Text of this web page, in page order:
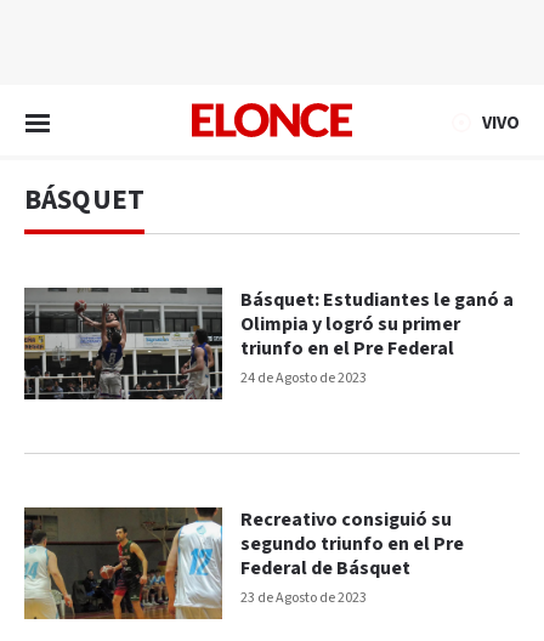
VIVO
BÁSQUET
24 de Agosto de 2023
Básquet: Estudiantes le ganó a
Olimpia y logró su primer
triunfo en el Pre Federal
23 de Agosto de 2023
Recreativo consiguió su
segundo triunfo en el Pre
Federal de Básquet